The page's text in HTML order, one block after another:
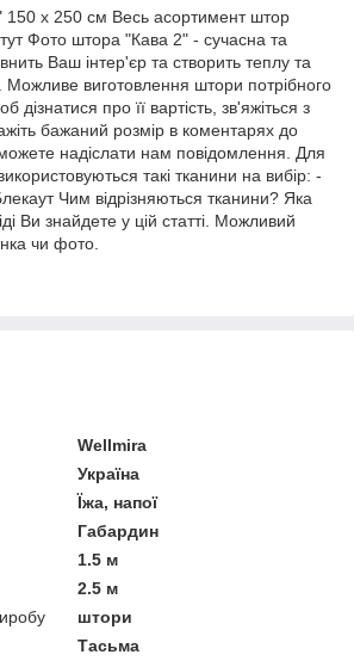
х 250 см Весь асортимент штор
Фото штора "Кава 2" - сучасна та
Ваш інтер'єр та створить теплу та
виготовлення штори потрібного
дізнатися про її вартість, зв'яжіться з
бажаний розмір в коментарях до
надіслати нам повідомлення. Для
такі тканини на вибір: -
Чим відрізняються тканини? Яка
Ви знайдете у цій статті. Можливий
чи фото.
Wellmira
Україна
Їжа, напої
Габардин
1.5 м
2.5 м
штори
Тасьма